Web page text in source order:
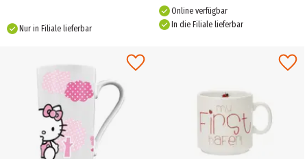
Nur in Filiale lieferbar
Online verfügbar
In die Filiale lieferbar